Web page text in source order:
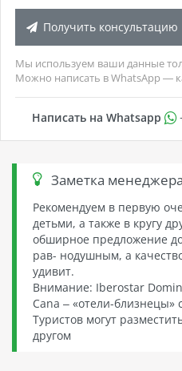
Получить консультацию
Мы используем ваши данные
Можно написать в WhatsApp —
Написать на Whatsapp
Заметка
Рекомендуем в первую
детьми, а также в кругу
обширное предложение
рав- нодушным, а
удивит.
Внимание: Iberostar
Cana – «отели-
Туристов могут
другом